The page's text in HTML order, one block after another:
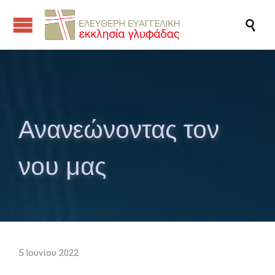

Ανανεώνοντας τον
νου μας
5 Ιουνίου 2022